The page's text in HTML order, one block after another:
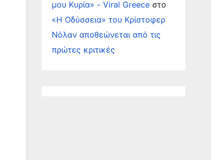
μου Κυρία» - Viral Greeceστο
«Η Οδύσσεια» του Κρίστοφερ
Νόλαν αποθεώνεται από τις
πρώτες κριτικές